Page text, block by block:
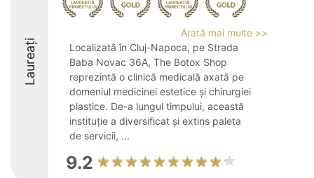
Laureați
Arată mai multe >>
Localizată în Cluj-Napoca, pe Strada
Baba Novac 36A, The Botox Shop
reprezintă o clinică medicală axată pe
domeniul medicinei estetice și chirurgiei
plastice. De-a lungul timpului, această
instituție a diversificat și extins paleta
de servicii, ...
9.2